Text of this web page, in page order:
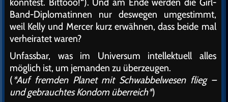
Band-Diplomatinnen nur deswegen umgestimmt,
weil Kelly und Mercer kurz erwähnen, dass beide mal
verheiratet waren?
Unfassbar, was im Universum intellektuell alles
möglich ist, um jemanden zu überzeugen.
(*Auf fremden Planet mit Schwabbelwesen flieg –
und gebrauchtes Kondom überreich*)